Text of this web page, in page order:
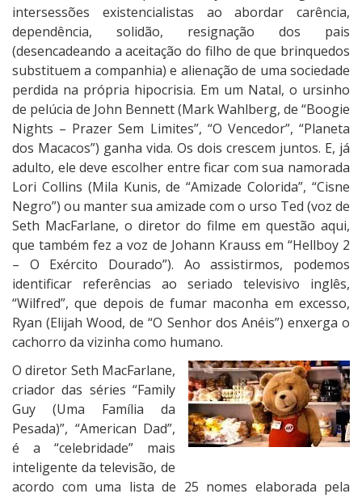
intersessões existencialistas ao abordar carência,
dependência, solidão, resignação dos pais
(desencadeando a aceitação do filho de que brinquedos
substituem a companhia) e alienação de uma sociedade
perdida na própria hipocrisia. Em um Natal, o ursinho
de pelúcia de John Bennett (Mark Wahlberg, de “Boogie
Nights – Prazer Sem Limites”, “O Vencedor”, “Planeta
dos Macacos”) ganha vida. Os dois crescem juntos. E, já
adulto, ele deve escolher entre ficar com sua namorada
Lori Collins (Mila Kunis, de “Amizade Colorida”, “Cisne
Negro”) ou manter sua amizade com o urso Ted (voz de
Seth MacFarlane, o diretor do filme em questão aqui,
que também fez a voz de Johann Krauss em “Hellboy 2
– O Exército Dourado”). Ao assistirmos, podemos
identificar referências ao seriado televisivo inglês,
“Wilfred”, que depois de fumar maconha em excesso,
Ryan (Elijah Wood, de “O Senhor dos Anéis”) enxerga o
cachorro da vizinha como humano.
O diretor Seth MacFarlane,
criador das séries “Family
Guy (Uma Família da
Pesada)”, “American Dad”,
é a “celebridade” mais
inteligente da televisão, de
acordo com uma lista de 25 nomes elaborada pela